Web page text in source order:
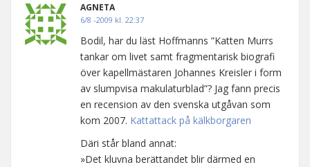
AGNETA
6/8 -2009 kl. 22:37
Bodil, har du läst Hoffmanns ”Katten Murrs
tankar om livet samt fragmentarisk biografi
över kapellmästaren Johannes Kreisler i form
av slumpvisa makulaturblad”? Jag fann precis
en recension av den svenska utgåvan som
kom 2007. Kattattack på kälkborgaren
Däri står bland annat:
»Det kluvna berättandet blir därmed en